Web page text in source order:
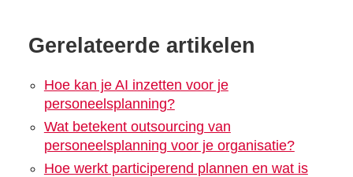
Gerelateerde artikelen
Hoe kan je AI inzetten voor je
personeelsplanning?
Wat betekent outsourcing van
personeelsplanning voor je organisatie?
Hoe werkt participerend plannen en wat is